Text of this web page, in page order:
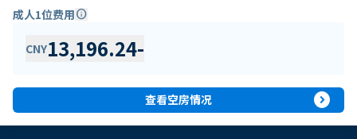
成人1位费用info
CNY13,196.24-
查看空房情况 expand_circle_right